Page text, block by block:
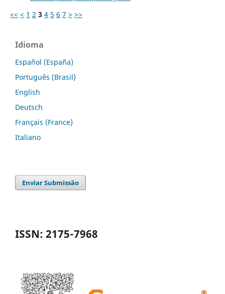
<< < 1 2 3 4 5 6 7 > >>
Idioma
Español (España)
Português (Brasil)
English
Deutsch
Français (France)
Italiano
Enviar Submissão
ISSN: 2175-7968